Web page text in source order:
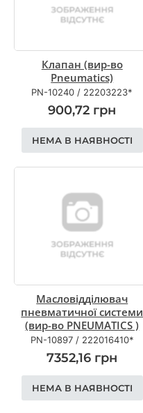
Клапан (вир-во
Pneumatics)
PN-10240 / 22203223*
900,72 грн
НЕМА В НАЯВНОСТІ
Масловідділювач
пневматичної системи
(вир-во PNEUMATICS )
PN-10897/ 222016410*
7352,16 грн
НЕМА В НАЯВНОСТІ